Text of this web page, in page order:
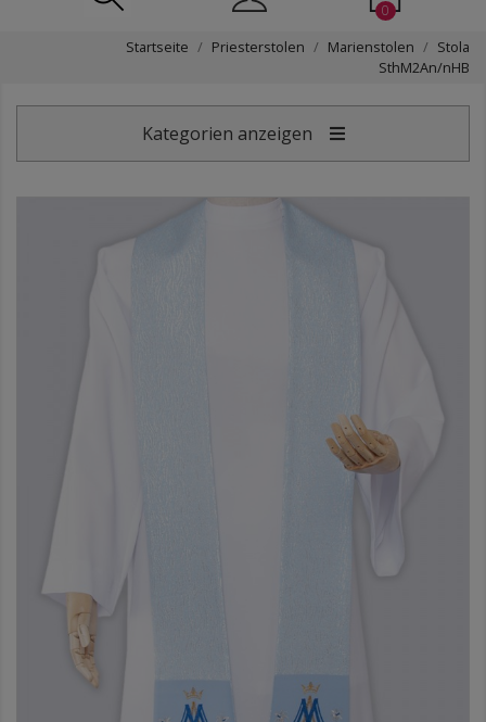
0
Startseite Priesterstolen Marienstolen
Stola
SthM2An/nHB
Kategorien anzeigen